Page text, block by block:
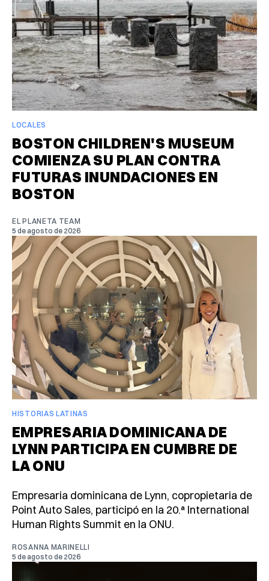
LOCALES
BOSTON CHILDREN'S MUSEUM
COMIENZA SU PLAN CONTRA
FUTURAS INUNDACIONES EN
BOSTON
EL PLANETA TEAM
5 de agosto de 2026
HISTORIAS LATINAS
EMPRESARIA DOMINICANA DE
LYNN PARTICIPA EN CUMBRE DE
LA ONU
Empresaria dominicana de Lynn, copropietaria de
Point Auto Sales, participó en la 20.ª International
Human Rights Summit en la ONU.
ROSANNA MARINELLI
5 de agosto de 2026